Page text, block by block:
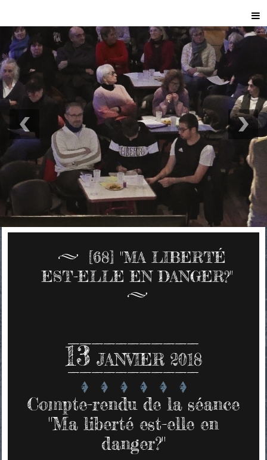
[68] "MA LIBERTÉ
EST-ELLE EN DANGER?"
13 JANVIER 2018
Compte-rendu de la séance
"Ma liberté est-elle en
danger?"